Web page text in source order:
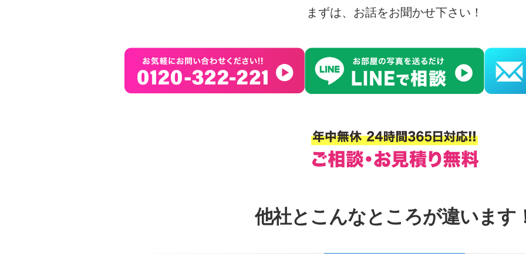
まずは、お話をお聞かせ下さい！
他社とこんなところが違います